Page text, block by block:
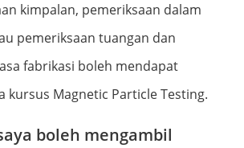
kimpalan, pemeriksaan dalam
pemeriksaan tuangan dan
fabrikasi boleh mendapat
kursus Magnetic Particle Testing.
boleh mengambil